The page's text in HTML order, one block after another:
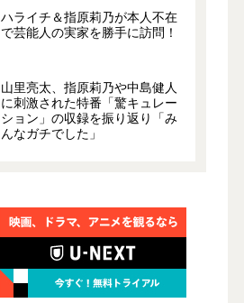
ハライチ＆指原莉乃が本人不在
で芸能人の実家を勝手に訪問！
山里亮太、指原莉乃や中島健人
に刺激された特番「驚キュレー
ション」の収録を振り返り「み
んなガチでした」